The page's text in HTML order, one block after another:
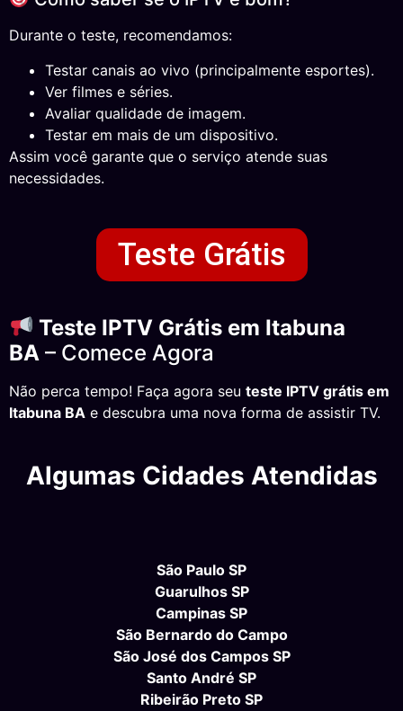
Durante o teste, recomendamos:
Testar canais ao vivo (principalmente esportes).
Ver filmes e séries.
Avaliar qualidade de imagem.
Testar em mais de um dispositivo.
Assim você garante que o serviço atende suas
necessidades.
Teste Grátis
Teste IPTV Grátis em Itabuna
BA – Comece Agora
Não perca tempo! Faça agora seu teste IPTV grátis em
Itabuna BA e descubra uma nova forma de assistir TV.
Algumas Cidades Atendidas
São Paulo SP
Guarulhos SP
Campinas SP
São Bernardo do Campo
São José dos Campos SP
Santo André SP
Ribeirão Preto SP